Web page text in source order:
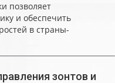
позволяет
и обеспечить
в страны-
зонтов и